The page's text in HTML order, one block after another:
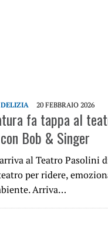
20 FEBBRAIO 2026
fa tappa al
Bob & Singer
al Teatro Pasolini
per ridere,
Arriva…